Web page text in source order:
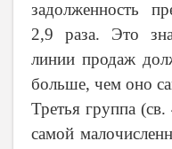
задолженность
2,9 раза. Это
линии продаж
больше, чем оно
Третья группа (св.
самой